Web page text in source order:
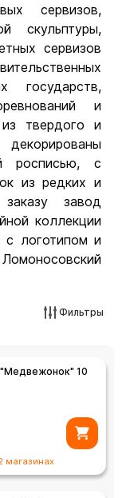
сервизов,
скульптуры,
сервизов
государств,
и
твердого и
росписью, с
из редких и
завод
коллекции
логотипом и
Фильтры
"Медвежонок" 10
магазинах